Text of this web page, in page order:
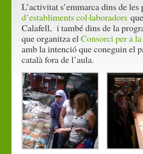
L’activitat s’emmarca dins de
d’establiments col·laboradorsque
Calafell, i també dins de la
que organitza elConsorci per a
amb la intenció que coneguin el
català fora de l’aula.